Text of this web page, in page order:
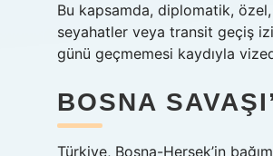
Bu kapsamda, diplomatik,
seyahatler veya transit geçiş
günü geçmemesi kaydıyla
BOSNA
Türkiye, Bosna-Hersek’in